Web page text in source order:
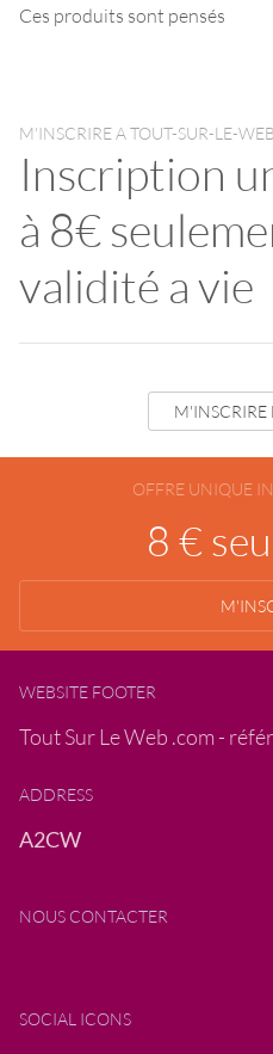
Ces produits sont pensés
M'INSCRIRE A TOUT-SUR-LE-
Inscription
à 8€
validité a vie
OFFRE UNIQUE
8 €
WEBSITE FOOTER
Tout Sur Le Web .com -
ADDRESS
A2CW
NOUS CONTACTER
SOCIAL ICONS